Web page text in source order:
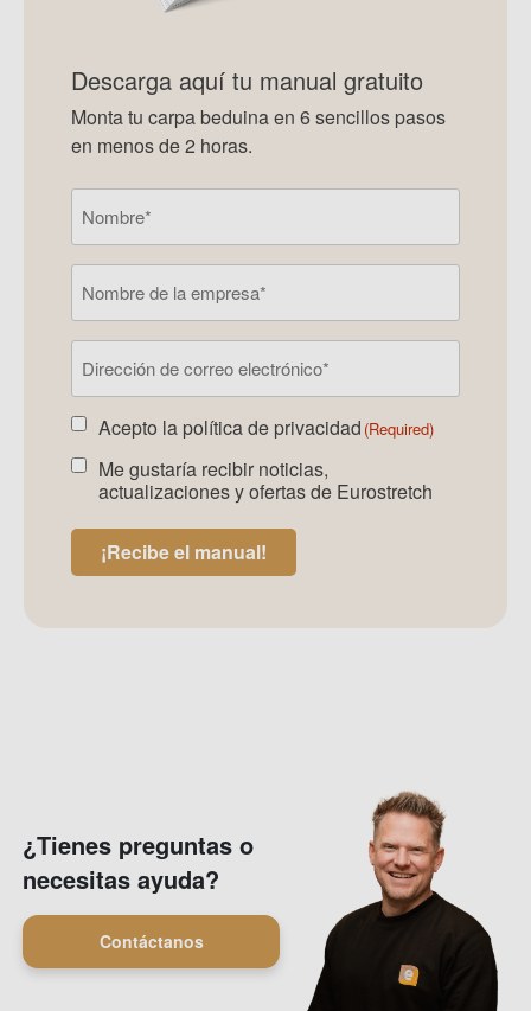
Descarga aquí tu manual gratuito
Monta tu carpa beduina en 6 sencillos pasos
en menos de 2 horas.
de
la
empresa
electrónico(Required)
De
acuerdo
boletín
noticias(Required)
Acepto la política de privacidad (Required)
De
acuerdo
boletín
noticias
Me gustaría recibir noticias,
actualizaciones y ofertas de Eurostretch
¡Recibe el manual!
¿Tienes preguntas o
necesitas ayuda?
Contáctanos